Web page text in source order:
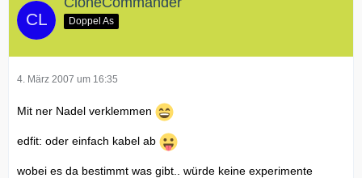
Doppel As
4. März 2007 um 16:35
Mit ner Nadel verklemmen
edfit: oder einfach kabel ab
wobei es da bestimmt was gibt.. würde keine experimente